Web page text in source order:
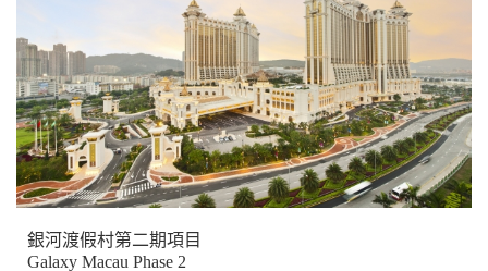
銀河渡假村第二期項目
Galaxy Macau Phase 2